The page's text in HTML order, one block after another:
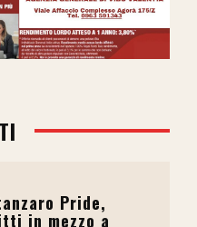
Pride,
in mezzo a